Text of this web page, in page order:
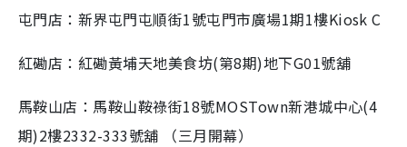
屯門店：新界屯門屯順街1號屯門市廣場1期1樓Kiosk C
紅磡店：紅磡黃埔天地美食坊(第8期)地下G01號舖
馬鞍山店：馬鞍山鞍祿街18號MOSTown新港城中心(4
期)2樓2332-333號舖 （三月開幕）